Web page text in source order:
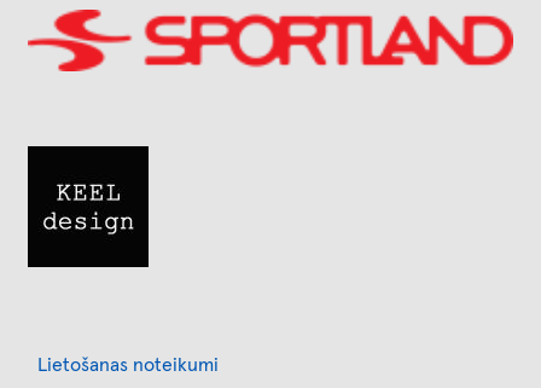
Image
Lietošanas noteikumi